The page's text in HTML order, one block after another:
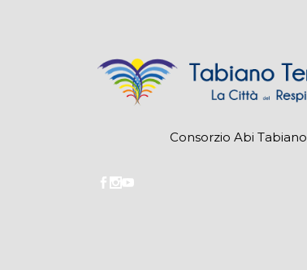
Consorzio Abi Tabiano